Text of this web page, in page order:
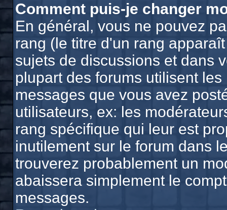
Comment puis-je changer
En général, vous ne pouvez
rang (le titre d'un rang
sujets de discussions et dans
plupart des forums utilisent
messages que vous avez
utilisateurs, ex: les
rang spécifique qui leur est
inutilement sur le forum dans
trouverez probablement un
abaissera simplement le
messages.